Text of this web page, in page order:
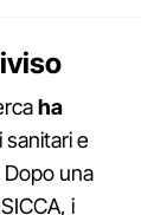
ha
sanitari e
Dopo una
i